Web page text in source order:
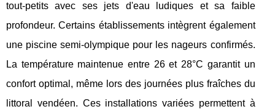
tout-petits avec ses jets d'eau ludiques et sa faible
profondeur. Certains établissements intègrent également
une piscine semi-olympique pour les nageurs confirmés.
La température maintenue entre 26 et 28°C garantit un
confort optimal, même lors des journées plus fraîches du
littoral vendéen. Ces installations variées permettent à